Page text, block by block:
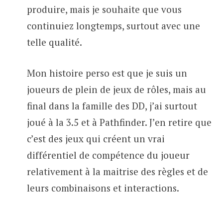
produire, mais je souhaite que vous
continuiez longtemps, surtout avec une
telle qualité.
Mon histoire perso est que je suis un
joueurs de plein de jeux de rôles, mais au
final dans la famille des DD, j’ai surtout
joué à la 3.5 et à Pathfinder. J’en retire que
c’est des jeux qui créent un vrai
différentiel de compétence du joueur
relativement à la maitrise des règles et de
leurs combinaisons et interactions.